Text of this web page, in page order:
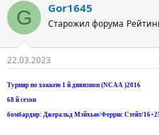
G Gor1645
Старожил форума
22.03.2023
Турнир по хоккею 1 й дивизион (NCAA )2016
68 й сезон
бомбардир: Джеральд Мэйхью/Феррис Стейт/